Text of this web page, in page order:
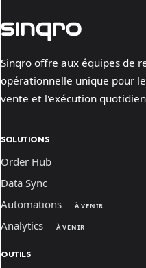
Sinqro offre aux équipes de
opérationnelle unique pour
vente et l'exécution
SOLUTIONS
Order Hub
Data Sync
Automations
À VENIR
Analytics À VENIR
OUTILS